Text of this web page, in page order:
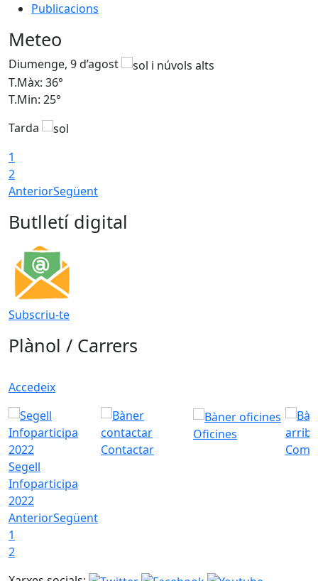
Publicacions
Meteo
Diumenge, 9 d’agost
T.Màx: 36°
T.Min: 25°
Tarda
1
2
AnteriorSegüent
Butlletí digital
Subscriu-te
Plànol / Carrers
Accedeix
Segell
Infoparticipa
2022
Contactar
Oficines
Com
AnteriorSegüent
1
2